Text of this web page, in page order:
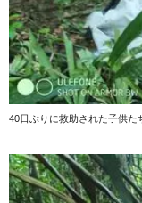
40日ぶりに救助された子供た